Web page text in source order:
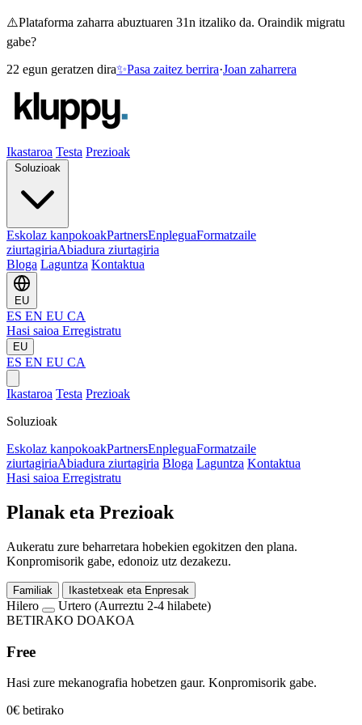
⚠️Plataforma zaharra abuztuaren 31n itzaliko da. Oraindik migratu
gabe?
22 egun geratzen dira✨Pasa zaitez berrira·Joan zaharrera
Ikastaroa Testa Prezioak
Eskolaz kanpokoakPartnersEnpleguaFormatzaile
ziurtagiriaAbiadura ziurtagiria
Bloga Laguntza Kontaktua
EU
ES EN EU CA
Hasi saioa Erregistratu
EU
ES EN EU CA
Ikastaroa Testa Prezioak
Soluzioak
Eskolaz kanpokoakPartnersEnpleguaFormatzaile
ziurtagiriaAbiadura ziurtagiria Bloga Laguntza Kontaktua
Hasi saioa Erregistratu
Planak eta Prezioak
Aukeratu zure beharretara hobekien egokitzen den plana.
Konpromisorik gabe, edonoiz utz dezakezu.
Familiak Ikastetxeak eta Enpresak
Hilero Urtero (Aurreztu 2-4 hilabete)
BETIRAKO DOAKOA
Free
Hasi zure mekanografia hobetzen gaur. Konpromisorik gabe.
0€ betirako